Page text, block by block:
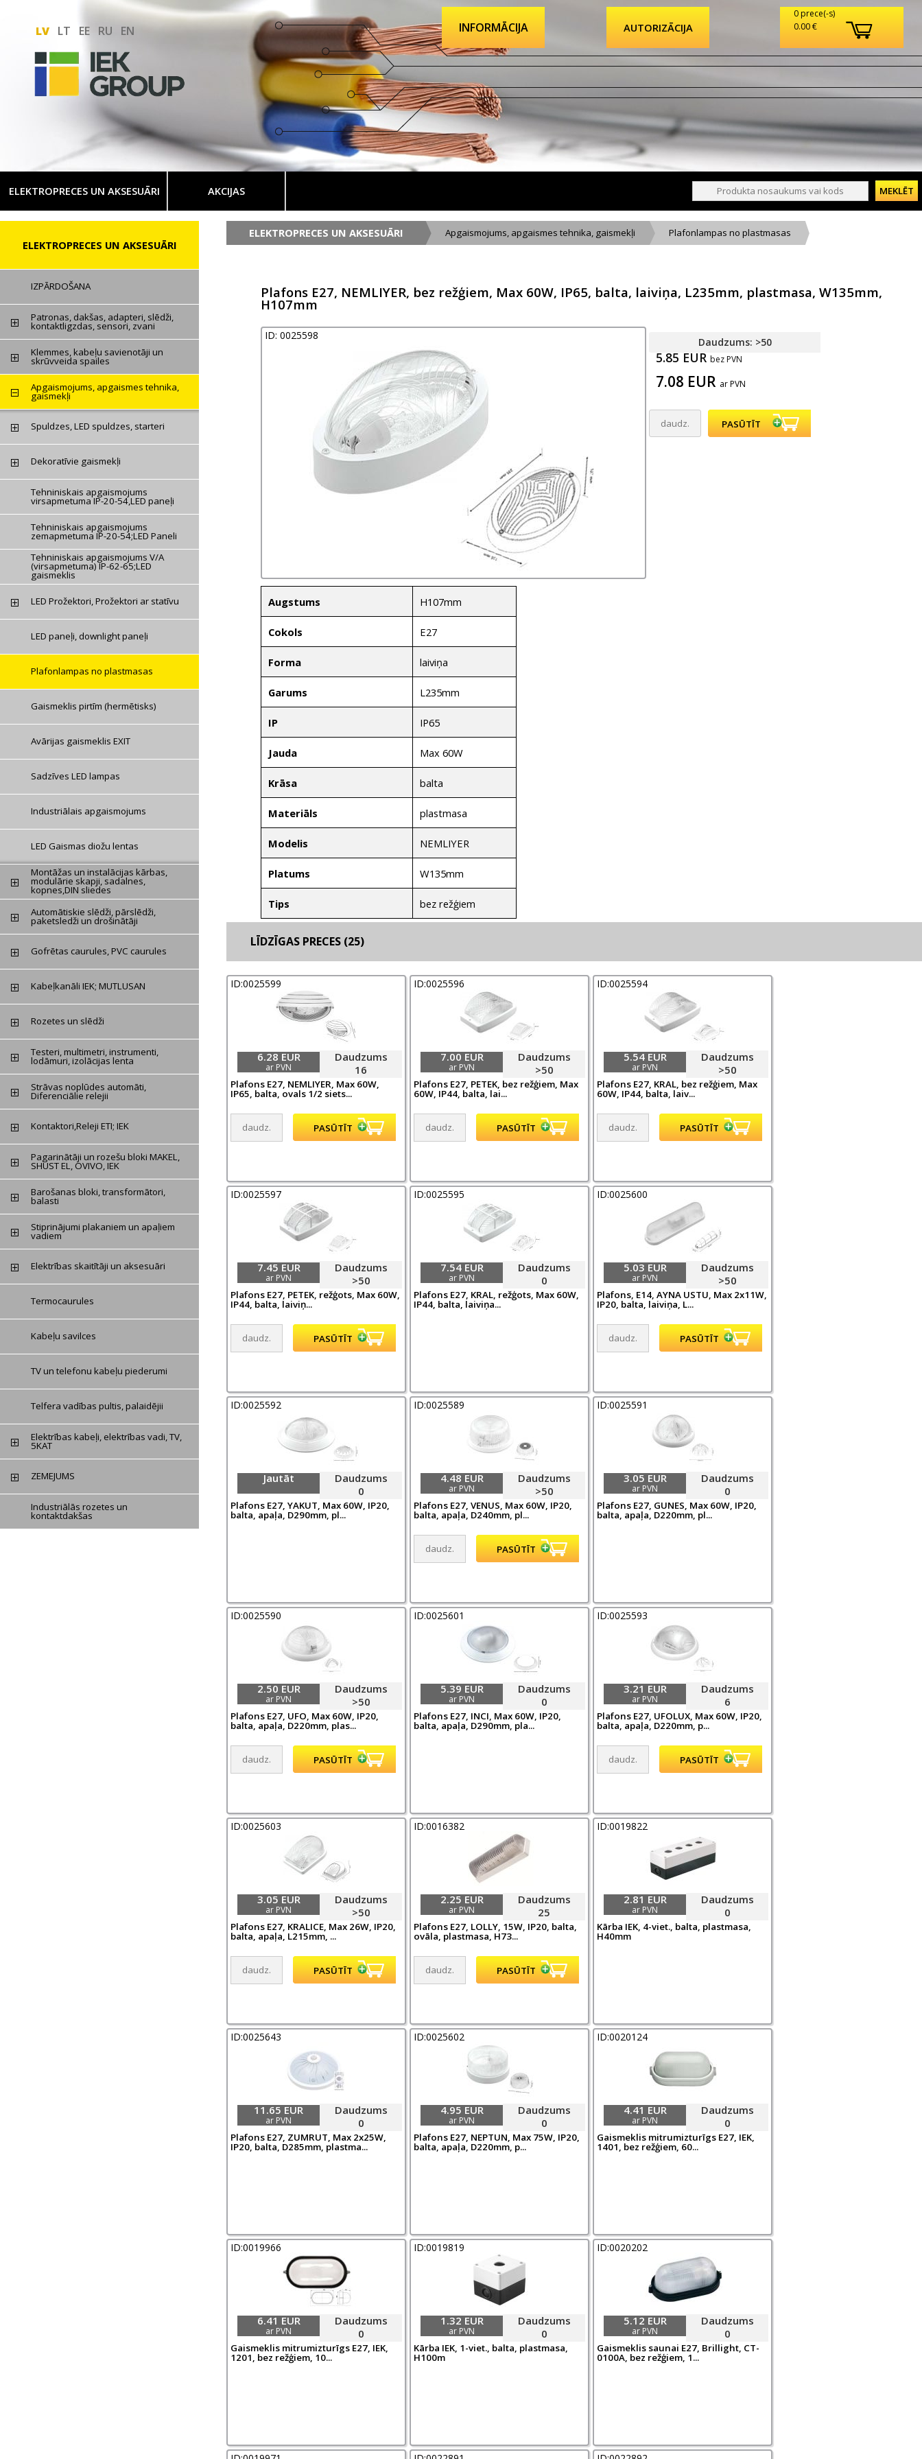
INFORMĀCIJA
0 prece(-s)
0.00 €
AUTORIZĀCIJA
LV LT EE RU EN
ELEKTROPRECES UN AKSESUĀRI AKCIJAS
ELEKTROPRECES UN AKSESUĀRI
IZPĀRDOŠANA
Patronas, dakšas, adapteri, slēdži,
kontaktligzdas, sensori, zvani
Klemmes, kabeļu savienotāji un
skrūvveida spailes
Apgaismojums, apgaismes tehnika,
gaismekļi
Spuldzes, LED spuldzes, starteri
Dekoratīvie gaismekļi
Tehniniskais apgaismojums
virsapmetuma IP-20-54,LED paneļi
Tehniniskais apgaismojums
zemapmetuma IP-20-54;LED Paneli
Tehniniskais apgaismojums V/A
(virsapmetuma) IP-62-65;LED
gaismeklis
LED Prožektori, Prožektori ar statīvu
LED paneļi, downlight paneļi
Plafonlampas no plastmasas
Gaismeklis pirtīm (hermētisks)
Avārijas gaismeklis EXIT
Sadzīves LED lampas
Industriālais apgaismojums
LED Gaismas diožu lentas
Montāžas un instalācijas kārbas,
modulārie skapji, sadalnes,
kopnes,DIN sliedes
Automātiskie slēdži, pārslēdži,
paketsledži un drošinātāji
Gofrētas caurules, PVC caurules
Kabeļkanāli IEK; MUTLUSAN
Rozetes un slēdži
Testeri, multimetri, instrumenti,
lodāmuri, izolācijas lenta
Strāvas noplūdes automāti,
Diferenciālie relejii
Kontaktori,Releji ETI; IEK
Pagarinātāji un rozešu bloki MAKEL,
SHUST EL, OVIVO, IEK
Barošanas bloki, transformātori,
balasti
Stiprinājumi plakaniem un apaļiem
vadiem
Elektrības skaitītāji un aksesuāri
Termocaurules
Kabeļu savilces
TV un telefonu kabeļu piederumi
Telfera vadības pultis, palaidējii
Elektrības kabeļi, elektrības vadi, TV,
5KAT
ZEMEJUMS
Industriālās rozetes un
kontaktdakšas
ELEKTROPRECES UN AKSESUĀRI Apgaismojums, apgaismes tehnika, gaismekļi Plafonlampas no plastmasas
Plafons E27, NEMLIYER, bez režģiem, Max 60W, IP65, balta, laiviņa, L235mm, plastmasa, W135mm,
H107mm
ID: 0025598
Augstums H107mm
Cokols E27
Forma laiviņa
Garums L235mm
IP IP65
Jauda Max 60W
Krāsa balta
Materiāls plastmasa
Modelis NEMLIYER
Platums W135mm
Tips bez režģiem
Daudzums: >50
5.85 EUR bez PVN
7.08 EUR ar PVN
LĪDZĪGAS PRECES (25)
ID:0025599
Daudzums
16
6.28 EUR
ar PVN
Plafons E27, NEMLIYER, Max 60W,
IP65, balta, ovals 1/2 siets...
ID:0025596
Daudzums
>50
7.00 EUR
ar PVN
Plafons E27, PETEK, bez režģiem, Max
60W, IP44, balta, lai...
ID:0025594
Daudzums
>50
5.54 EUR
ar PVN
Plafons E27, KRAL, bez režģiem, Max
60W, IP44, balta, laiv...
ID:0025597
Daudzums
>50
7.45 EUR
ar PVN
Plafons E27, PETEK, režģots, Max 60W,
IP44, balta, laiviņ...
ID:0025595
Daudzums
0
7.54 EUR
ar PVN
Plafons E27, KRAL, režģots, Max 60W,
IP44, balta, laiviņa...
ID:0025600
Daudzums
>50
5.03 EUR
ar PVN
Plafons, E14, AYNA USTU, Max 2x11W,
IP20, balta, laiviņa, L...
ID:0025592
Daudzums
0
Jautāt
Plafons E27, YAKUT, Max 60W, IP20,
balta, apaļa, D290mm, pl...
ID:0025589
Daudzums
>50
4.48 EUR
ar PVN
Plafons E27, VENUS, Max 60W, IP20,
balta, apaļa, D240mm, pl...
ID:0025591
Daudzums
0
3.05 EUR
ar PVN
Plafons E27, GUNES, Max 60W, IP20,
balta, apaļa, D220mm, pl...
ID:0025590
Daudzums
>50
2.50 EUR
ar PVN
Plafons E27, UFO, Max 60W, IP20,
balta, apaļa, D220mm, plas...
ID:0025601
Daudzums
0
5.39 EUR
ar PVN
Plafons E27, INCI, Max 60W, IP20,
balta, apaļa, D290mm, pla...
ID:0025593
Daudzums
6
3.21 EUR
ar PVN
Plafons E27, UFOLUX, Max 60W, IP20,
balta, apaļa, D220mm, p...
ID:0025603
Daudzums
>50
3.05 EUR
ar PVN
Plafons E27, KRALICE, Max 26W, IP20,
balta, apaļa, L215mm, ...
ID:0016382
Daudzums
25
2.25 EUR
ar PVN
Plafons E27, LOLLY, 15W, IP20, balta,
ovāla, plastmasa, H73...
ID:0019822
Daudzums
0
2.81 EUR
ar PVN
Kārba IEK, 4-viet., balta, plastmasa,
H40mm
ID:0025643
Daudzums
0
11.65 EUR
ar PVN
Plafons E27, ZUMRUT, Max 2x25W,
IP20, balta, D285mm, plastma...
ID:0025602
Daudzums
0
4.95 EUR
ar PVN
Plafons E27, NEPTUN, Max 75W, IP20,
balta, apaļa, D220mm, p...
ID:0020124
Daudzums
0
4.41 EUR
ar PVN
Gaismeklis mitrumizturīgs E27, IEK,
1401, bez režģiem, 60...
ID:0019966
Daudzums
0
6.41 EUR
ar PVN
Gaismeklis mitrumizturīgs E27, IEK,
1201, bez režģiem, 10...
ID:0019819
Daudzums
0
1.32 EUR
ar PVN
Kārba IEK, 1-viet., balta, plastmasa,
H100m
ID:0020202
Daudzums
0
5.12 EUR
ar PVN
Gaismeklis saunai E27, Brillight, CT-
0100A, bez režģiem, 1...